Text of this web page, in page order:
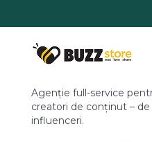
Agenție full-service
creatori de conținut –
influenceri.